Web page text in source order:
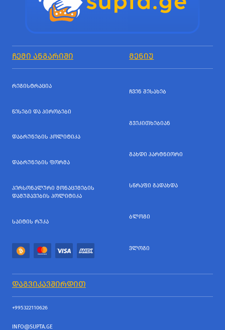
ᲩᲔᲛᲘ ᲐᲜᲒᲐᲠᲘᲨᲘ ᲛᲔᲜᲘᲣ
ᲠᲔᲒᲘᲡᲢᲠᲐᲪᲘᲐ
ᲬᲔᲡᲔᲑᲘ ᲓᲐ ᲞᲘᲠᲝᲑᲔᲑᲘ
ᲓᲐᲑᲠᲣᲜᲔᲑᲘᲡ ᲞᲝᲚᲘᲢᲘᲙᲐ
ᲓᲐᲑᲠᲣᲜᲔᲑᲘᲡ ᲤᲝᲠᲛᲐ
ᲞᲔᲠᲡᲝᲜᲐᲚᲣᲠᲘ ᲛᲝᲜᲐᲪᲔᲛᲔᲑᲘᲡ
ᲓᲐᲛᲣᲨᲐᲕᲔᲑᲘᲡ ᲞᲝᲚᲘᲢᲘᲙᲐ
ᲡᲐᲘᲢᲘᲡ ᲠᲣᲙᲐ
ᲩᲕᲔᲜ ᲨᲔᲡᲐᲮᲔᲑ
ᲒᲕᲔᲙᲘᲗᲮᲔᲑᲘᲐᲜ
ᲒᲐᲮᲓᲘ ᲞᲐᲠᲢᲜᲘᲝᲠᲘ
ᲡᲬᲠᲐᲤᲘ ᲒᲐᲓᲐᲮᲓᲐ
ᲑᲚᲝᲒᲘ
ᲕᲚᲝᲒᲘ
ᲓᲐᲒᲕᲘᲙᲐᲕᲨᲘᲠᲓᲘᲗ
+995322110626
INFO@SUPTA.GE